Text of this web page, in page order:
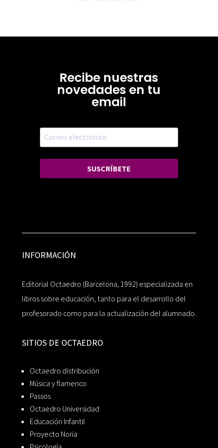
Recibe nuestras
novedades en tu
email
SUSCRÍBETE
INFORMACIÓN
Editorial Octaedro (Barcelona, 1992) especializada en
libros sobre educación, tanto para el desarrollo del
profesorado como para la actualización del alumnado.
SITIOS DE OCTAEDRO
Octaedro distribución
Música y flamenco
Passos
Octaedro Universidad
Educación Infantil
Proyecto Noria